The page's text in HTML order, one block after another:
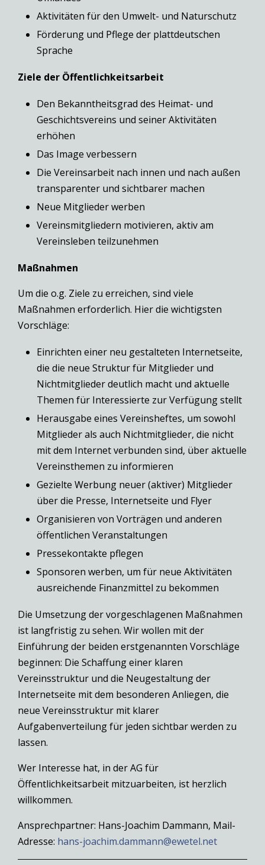
Aktivitäten für den Umwelt- und Naturschutz
Förderung und Pflege der plattdeutschen
Sprache
Ziele der Öffentlichkeitsarbeit
Den Bekanntheitsgrad des Heimat- und
Geschichtsvereins und seiner Aktivitäten
erhöhen
Das Image verbessern
Die Vereinsarbeit nach innen und nach außen
transparenter und sichtbarer machen
Neue Mitglieder werben
Vereinsmitgliedern motivieren, aktiv am
Vereinsleben teilzunehmen
Maßnahmen
Um die o.g. Ziele zu erreichen, sind viele
Maßnahmen erforderlich. Hier die wichtigsten
Vorschläge:
Einrichten einer neu gestalteten Internetseite,
die die neue Struktur für Mitglieder und
Nichtmitglieder deutlich macht und aktuelle
Themen für Interessierte zur Verfügung stellt
Herausgabe eines Vereinsheftes, um sowohl
Mitglieder als auch Nichtmitglieder, die nicht
mit dem Internet verbunden sind, über aktuelle
Vereinsthemen zu informieren
Gezielte Werbung neuer (aktiver) Mitglieder
über die Presse, Internetseite und Flyer
Organisieren von Vorträgen und anderen
öffentlichen Veranstaltungen
Pressekontakte pflegen
Sponsoren werben, um für neue Aktivitäten
ausreichende Finanzmittel zu bekommen
Die Umsetzung der vorgeschlagenen Maßnahmen
ist langfristig zu sehen. Wir wollen mit der
Einführung der beiden erstgenannten Vorschläge
beginnen: Die Schaffung einer klaren
Vereinsstruktur und die Neugestaltung der
Internetseite mit dem besonderen Anliegen, die
neue Vereinsstruktur mit klarer
Aufgabenverteilung für jeden sichtbar werden zu
lassen.
Wer Interesse hat, in der AG für
Öffentlichkeitsarbeit mitzuarbeiten, ist herzlich
willkommen.
Ansprechpartner: Hans-Joachim Dammann, Mail-
Adresse: hans-joachim.dammann@ewetel.net